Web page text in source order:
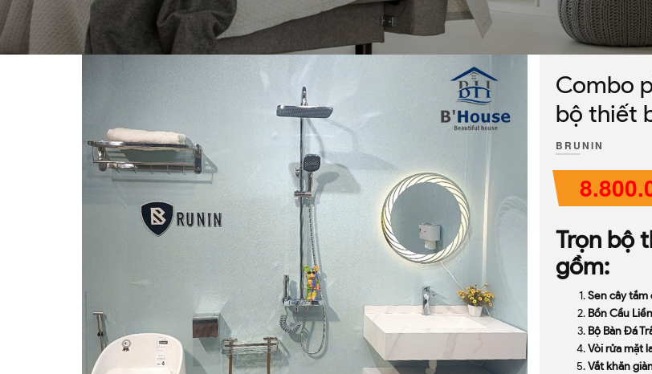
Combo
bộ thiết
BRUNIN
Trọn bộ
gồm:
Sen cây tắm
Bồn Cầu
Bộ Bàn Đá
Vòi rửa mặt
Vắt khăn